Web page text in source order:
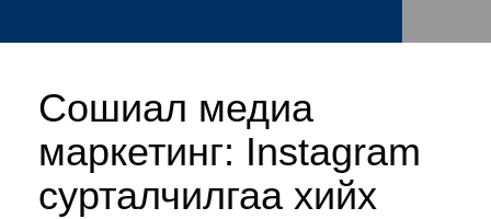
Сошиал медиа
маркетинг: Instagram
сурталчилгаа хийх